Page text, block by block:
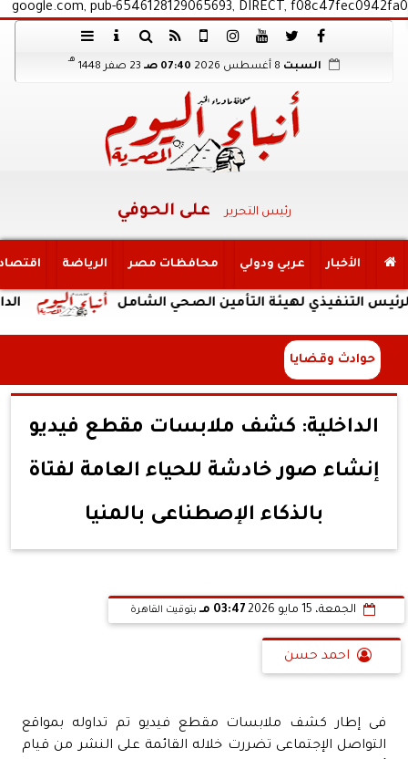
google.com, pub-6546128129065693, DIRECT, f08c47fec0942fa0
السبت 07:40 صـ 23 صفر 1448
هـ
رئيس التحرير على الحوفي
الأخبار عربي ودولي محافظات مصر الرياضة
لهيئة التأمين الصحي الشامل
حوادث وقضايا
الداخلية: كشف ملابسات مقطع فيديو
إنشاء صور خادشة للحياء العامة لفتاة
بالذكاء الإصطناعى بالمنيا
الجمعة، 15 مايو 2026 03:47 مـ بتوقيت القاهرة
احمد حسن
فى إطار كشف ملابسات مقطع فيديو تم تداوله بمواقع
التواصل الإجتماعى تضررت خلاله القائمة على النشر من قيام